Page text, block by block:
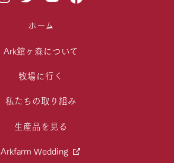
ホーム
Ark館ヶ森について
牧場に行く
私たちの取り組み
生産品を見る
Arkfarm Wedding